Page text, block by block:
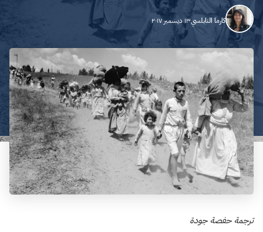
كارما النابلسي١٣ ديسمبر ٢٠١٧
ترجمة حفصة جودة